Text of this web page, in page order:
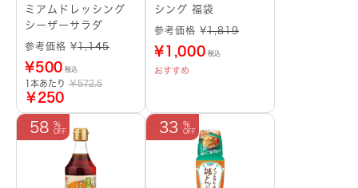
ミアムドレッシング
シーザーサラダ
参考価格 ¥1,145
¥500 税込
1本あたり ￥572.5
￥250
シング 福袋
参考価格 ¥1,819
¥1,000 税込
おすすめ
58 33